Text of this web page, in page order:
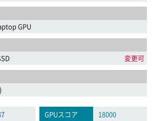
GPU
変更可
GPUスコア
18000